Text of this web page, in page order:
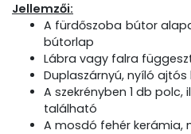
Jellemzői:
A fürdőszoba bútor
bútorlap
Lábra vagy falra
Duplaszárnyú, nyíló ajtós
A szekrényben 1 db
található
A mosdó fehér kerámia,